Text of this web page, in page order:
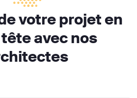
votre projet en
avec nos